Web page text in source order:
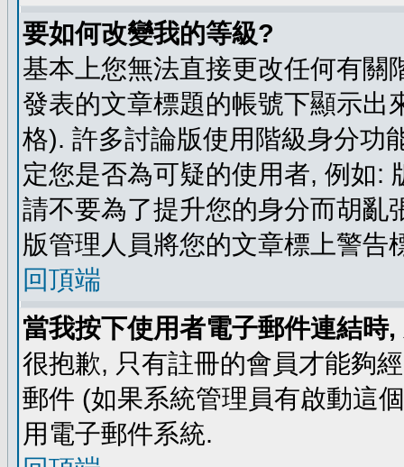
要如何改變我的等級?
基本上您無法直接更改任何有關
發表的文章標題的帳號下顯示出
格). 許多討論版使用階級身分功
定您是否為可疑的使用者, 例如:
請不要為了提升您的身分而胡亂
版管理人員將您的文章標上警告
回頂端
當我按下使用者電子郵件連結時
很抱歉, 只有註冊的會員才能夠
郵件 (如果系統管理員有啟動這
用電子郵件系統.